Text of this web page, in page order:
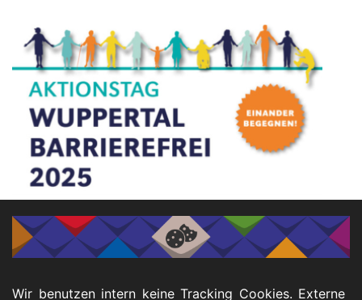
ℹ️ Infos
Freitag, 9. Mai 2025, 12 - 17 Uhr
Veranstaltungsort:
Wir benutzen intern keine Tracking Cookies. Externe